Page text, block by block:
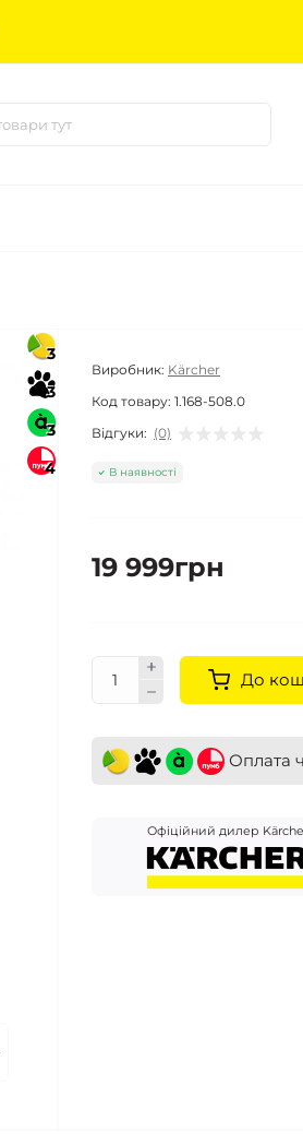
3
3
3
4
Виробник: Kärcher
Код товару: 1.168-508.0
Відгуки: (0)
В наявності
19 999грн
До
Оплата
Офіційний дилер